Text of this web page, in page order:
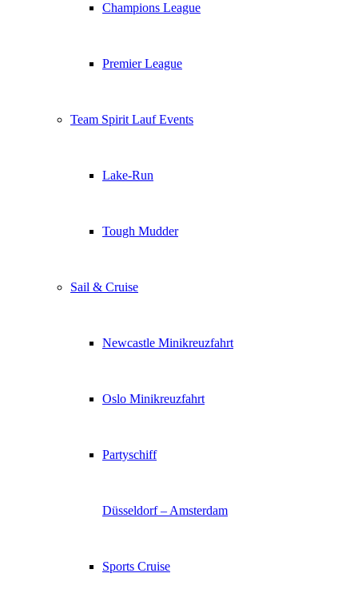
Champions League
Premier League
Team Spirit Lauf Events
Lake-Run
Tough Mudder
Sail & Cruise
Newcastle Minikreuzfahrt
Oslo Minikreuzfahrt
Partyschiff
Düsseldorf – Amsterdam
Sports Cruise